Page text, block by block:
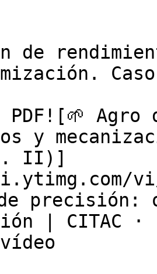
de
PDF![🌱
y
II)]
vi/
precisión:
| CITAC